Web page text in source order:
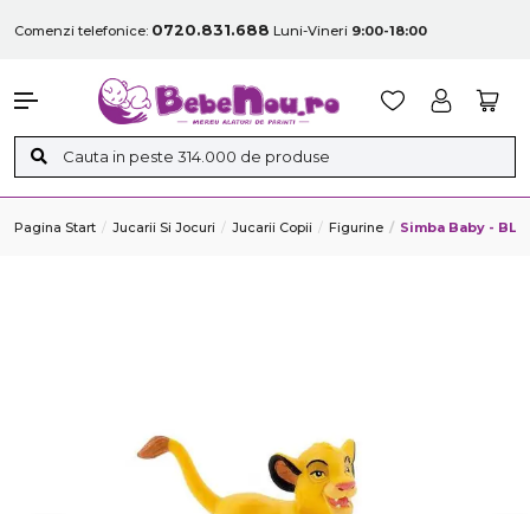
Comenzi telefonice: 0720.831.688 Luni-Vineri 9:00-18:00
Pagina Start Jucarii Si Jocuri Jucarii Copii Figurine Simba Baby -